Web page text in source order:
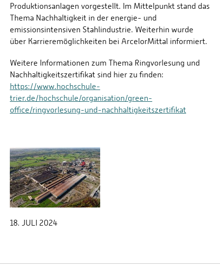
Produktionsanlagen vorgestellt. Im Mittelpunkt stand das
Thema Nachhaltigkeit in der energie- und
emissionsintensiven Stahlindustrie. Weiterhin wurde
über Karrieremöglichkeiten bei ArcelorMittal informiert.
Weitere Informationen zum Thema Ringvorlesung und
Nachhaltigkeitszertifikat sind hier zu finden:
https://www.hochschule-
trier.de/hochschule/organisation/green-
office/ringvorlesung-und-nachhaltigkeitszertifikat
18. JULI 2024